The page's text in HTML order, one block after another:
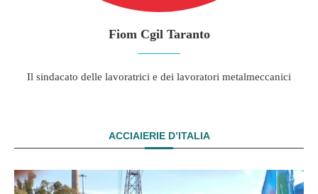
Fiom Cgil Taranto
Il sindacato delle lavoratrici e dei lavoratori metalmeccanici
ACCIAIERIE D’ITALIA